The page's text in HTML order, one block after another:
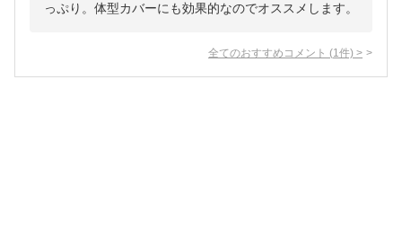
っぷり。体型カバーにも効果的なのでオススメします。
全てのおすすめコメント (1 件) >